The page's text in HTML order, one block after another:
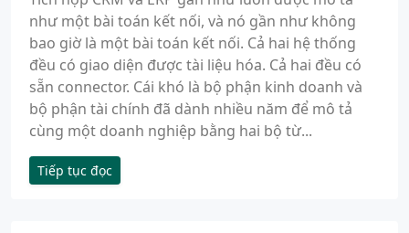
như một bài toán kết nối, và nó gần như không
bao giờ là một bài toán kết nối. Cả hai hệ thống
đều có giao diện được tài liệu hóa. Cả hai đều có
sẵn connector. Cái khó là bộ phận kinh doanh và
bộ phận tài chính đã dành nhiều năm để mô tả
cùng một doanh nghiệp bằng hai bộ từ...
Tiếp tục đọc